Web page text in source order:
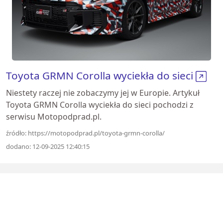
Toyota GRMN Corolla wyciekła do sieci
Niestety raczej nie zobaczymy jej w Europie. Artykuł
Toyota GRMN Corolla wyciekła do sieci pochodzi z
serwisu Motopodprad.pl.
źródło: https://motopodprad.pl/toyota-grmn-corolla/
dodano: 12-09-2025 12:40:15